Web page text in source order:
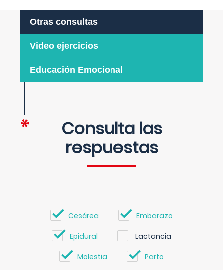
Otras consultas
Video ejercicios
Educación Emocional
Consulta las
respuestas
Cesárea Embarazo
Epidural Lactancia
Molestia Parto